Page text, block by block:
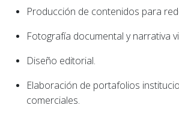
Producción de contenidos para
Fotografía documental y narrativa
Diseño editorial.
Elaboración de portafolios
comerciales.